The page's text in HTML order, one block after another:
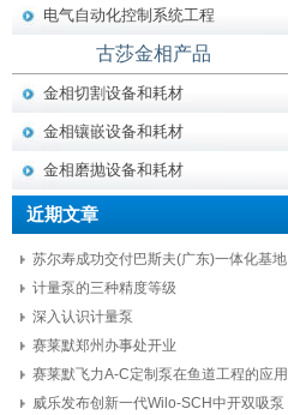
电气自动化控制系统工程
古莎金相产品
金相切割设备和耗材
金相镶嵌设备和耗材
金相磨抛设备和耗材
近期文章
苏尔寿成功交付巴斯夫(广东)一体化基地
项目核心设备
计量泵的三种精度等级
深入认识计量泵
赛莱默郑州办事处开业
赛莱默飞力A-C定制泵在鱼道工程的应用
威乐发布创新一代Wilo-SCH中开双吸泵